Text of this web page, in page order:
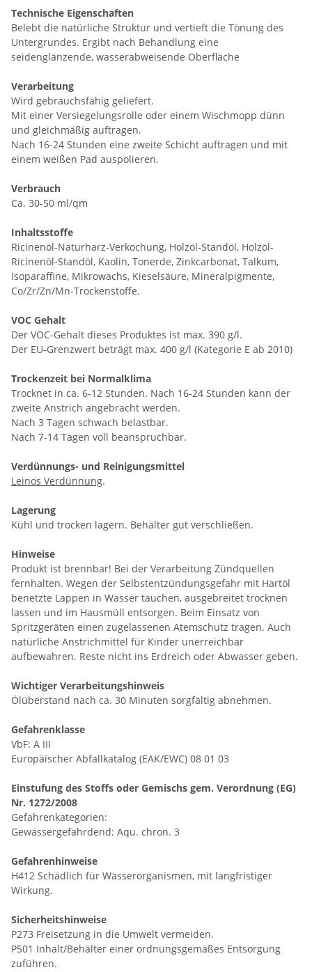
Technische Eigenschaften
Belebt die natürliche Struktur und vertieft die Tönung des
Untergrundes. Ergibt nach Behandlung eine
seidenglänzende, wasserabweisende Oberfläche
Verarbeitung
Wird gebrauchsfähig geliefert.
Mit einer Versiegelungsrolle oder einem Wischmopp dünn
und gleichmäßig auftragen.
Nach 16-24 Stunden eine zweite Schicht auftragen und mit
einem weißen Pad auspolieren.
Verbrauch
Ca. 30-50 ml/qm
Inhaltsstoffe
Ricinenöl-Naturharz-Verkochung, Holzöl-Standöl, Holzöl-
Ricinenöl-Standöl, Kaolin, Tonerde, Zinkcarbonat, Talkum,
Isoparaffine, Mikrowachs, Kieselsäure, Mineralpigmente,
Co/Zr/Zn/Mn-Trockenstoffe.
VOC Gehalt
Der VOC-Gehalt dieses Produktes ist max. 390 g/l.
Der EU-Grenzwert beträgt max. 400 g/l (Kategorie E ab 2010)
Trockenzeit bei Normalklima
Trocknet in ca. 6-12 Stunden. Nach 16-24 Stunden kann der
zweite Anstrich angebracht werden.
Nach 3 Tagen schwach belastbar.
Nach 7-14 Tagen voll beanspruchbar.
Verdünnungs- und Reinigungsmittel
Leinos Verdünnung.
Lagerung
Kühl und trocken lagern. Behälter gut verschließen.
Hinweise
Produkt ist brennbar! Bei der Verarbeitung Zündquellen
fernhalten. Wegen der Selbstentzündungsgefahr mit Hartöl
benetzte Lappen in Wasser tauchen, ausgebreitet trocknen
lassen und im Hausmüll entsorgen. Beim Einsatz von
Spritzgeräten einen zugelassenen Atemschutz tragen. Auch
natürliche Anstrichmittel für Kinder unerreichbar
aufbewahren. Reste nicht ins Erdreich oder Abwasser geben.
Wichtiger Verarbeitungshinweis
Ölüberstand nach ca. 30 Minuten sorgfältig abnehmen.
Gefahrenklasse
VbF: A III
Europäischer Abfallkatalog (EAK/EWC) 08 01 03
Einstufung des Stoffs oder Gemischs gem. Verordnung (EG)
Nr. 1272/2008
Gefahrenkategorien:
Gewässergefährdend: Aqu. chron. 3
Gefahrenhinweise
H412 Schädlich für Wasserorganismen, mit langfristiger
Wirkung.
Sicherheitshinweise
P273 Freisetzung in die Umwelt vermeiden.
P501 Inhalt/Behälter einer ordnungsgemäßes Entsorgung
zuführen.